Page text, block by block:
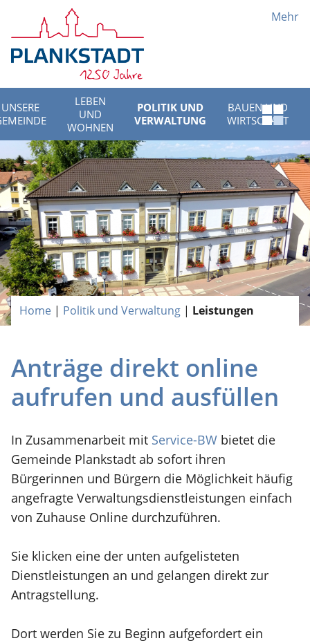
Mehr
UNSERE
LEBEN
UND
WOHNEN
POLITIK UND
VERWALTUNG
BAUEN UND
WIRTSCHAFT
Menü
öffnen
Home | Politik und Verwaltung | Leistungen
Anträge direkt online
aufrufen und ausfüllen
In Zusammenarbeit mit Service-BW bietet die
Gemeinde Plankstadt ab sofort ihren
Bürgerinnen und Bürgern die Möglichkeit häufig
angefragte Verwaltungsdienstleistungen einfach
von Zuhause Online durchzuführen.
Sie klicken eine der unten aufgelisteten
Dienstleistungen an und gelangen direkt zur
Antragstellung.
Dort werden Sie zu Beginn aufgefordert ein